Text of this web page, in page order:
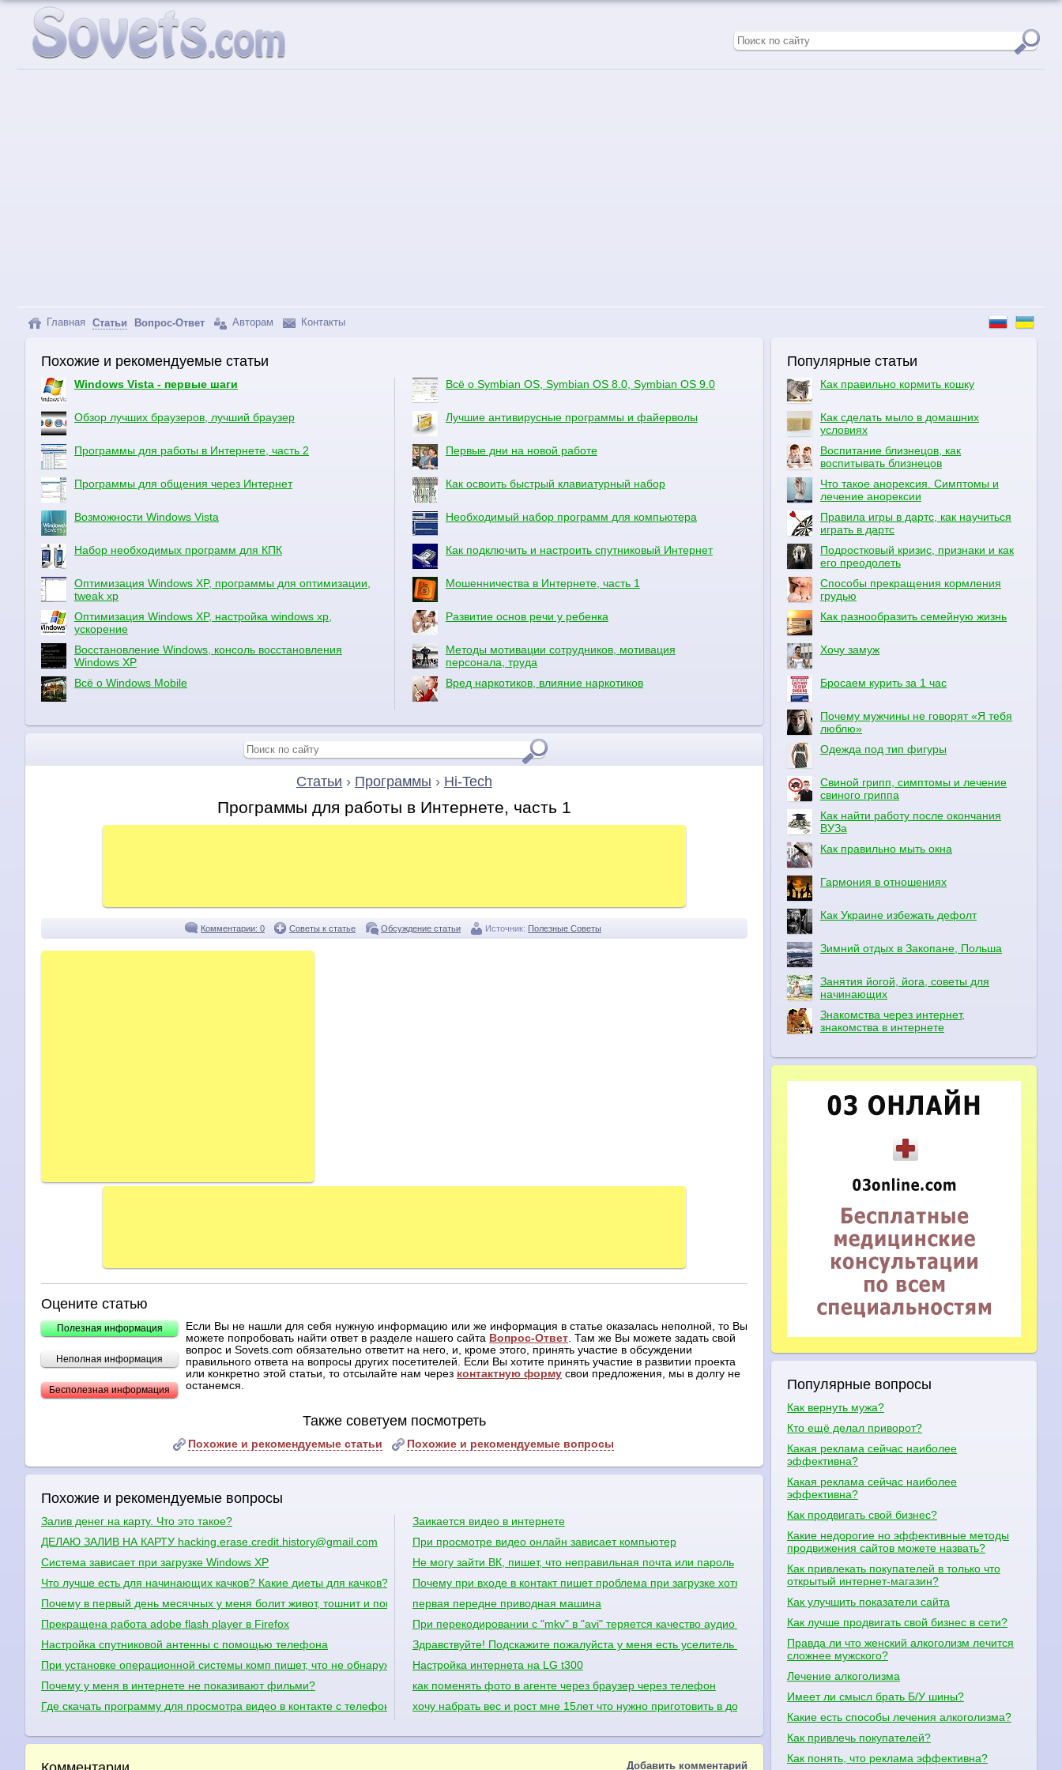
Главная Статьи Вопрос-Ответ Авторам Контакты
Похожие и рекомендуемые статьи
Windows Vista - первые шаги
Обзор лучших браузеров, лучший браузер
Программы для работы в Интернете, часть 2
Программы для общения через Интернет
Возможности Windows Vista
Набор необходимых программ для КПК
Оптимизация Windows XP, программы для оптимизации,
tweak xp
Оптимизация Windows XP, настройка windows xp,
ускорение
Восстановление Windows, консоль восстановления
Windows XP
Всё о Windows Mobile
Всё о Symbian OS, Symbian OS 8.0, Symbian OS 9.0
Лучшие антивирусные программы и файерволы
Первые дни на новой работе
Как освоить быстрый клавиатурный набор
Необходимый набор программ для компьютера
Как подключить и настроить спутниковый Интернет
Мошенничества в Интернете, часть 1
Развитие основ речи у ребенка
Методы мотивации сотрудников, мотивация
персонала, труда
Вред наркотиков, влияние наркотиков
Статьи › Программы › Hi-Tech
Программы для работы в Интернете, часть 1
Комментарии: 0 Советы к статье Обсуждение статьи Источник: Полезные Советы
Оцените статью
Полезная информация
Неполная информация
Бесполезная информация
Если Вы не нашли для себя нужную информацию или же информация в статье оказалась неполной, то Вы
можете попробовать найти ответ в разделе нашего сайта Вопрос-Ответ . Там же Вы можете задать свой
вопрос и Sovets.com обязательно ответит на него, и, кроме этого, принять участие в обсуждении
правильного ответа на вопросы других посетителей. Если Вы хотите принять участие в развитии проекта
или конкретно этой статьи, то отсылайте нам через контактную форму свои предложения, мы в долгу не
останемся.
Также советуем посмотреть
Похожие и рекомендуемые статьи Похожие и рекомендуемые вопросы
Похожие и рекомендуемые вопросы
Залив денег на карту. Что это такое?
ДЕЛАЮ ЗАЛИВ НА КАРТУ hacking.erase.credit.history@gmail.com
Система зависает при загрузке Windows XP
Что лучше есть для начинающих качков? Какие диеты для качков?
Почему в первый день месячных у меня болит живот, тошнит и понос?
Прекращена работа adobe flash player в Firefox
Настройка спутниковой антенны с помощью телефона
При установке операционной системы комп пишет, что не обнаружено ни одного жесткого диска
Почему у меня в интернете не показивают фильми?
Где скачать программу для просмотра видео в контакте с телефона?
Заикается видео в интернете
При просмотре видео онлайн зависает компьютер
Не могу зайти ВК, пишет, что неправильная почта или пароль
Почему при входе в контакт пишет проблема при загрузке хотя интернет работает?
первая передне приводная машина
При перекодировании с "mkv" в "avi" теряется качество аудио - дубляж слегка "перегоняет" видео . Подскажите,
Здравствуйте! Подскажите пожалуйста у меня есть уселитель есть сабвуфер какие куда провода нужно присоединить в
Настройка интернета на LG t300
как поменять фото в агенте через браузер через телефон
хочу набрать вес и рост мне 15лет что нужно приготовить в домашних условиях
Добавить комментарий
Популярные статьи
Как правильно кормить кошку
Как сделать мыло в домашних
условиях
Воспитание близнецов, как
воспитывать близнецов
Что такое анорексия. Симптомы и
лечение анорексии
Правила игры в дартс, как научиться
играть в дартс
Подростковый кризис, признаки и как
его преодолеть
Способы прекращения кормления
грудью
Как разнообразить семейную жизнь
Хочу замуж
Бросаем курить за 1 час
Почему мужчины не говорят «Я тебя
люблю»
Одежда под тип фигуры
Свиной грипп, симптомы и лечение
свиного гриппа
Как найти работу после окончания
ВУЗа
Как правильно мыть окна
Гармония в отношениях
Как Украине избежать дефолт
Зимний отдых в Закопане, Польша
Занятия йогой, йога, советы для
начинающих
Знакомства через интернет,
знакомства в интернете
Популярные вопросы
Как вернуть мужа?
Кто ещё делал приворот?
Какая реклама сейчас наиболее
эффективна?
Какая реклама сейчас наиболее
эффективна?
Как продвигать свой бизнес?
Какие недорогие но эффективные методы
продвижения сайтов можете назвать?
Как привлекать покупателей в только что
открытый интернет-магазин?
Как улучшить показатели сайта
Как лучше продвигать свой бизнес в сети?
Правда ли что женский алкоголизм лечится
сложнее мужского?
Лечение алкоголизма
Имеет ли смысл брать Б/У шины?
Какие есть способы лечения алкоголизма?
Как привлечь покупателей?
Как понять, что реклама эффективна?